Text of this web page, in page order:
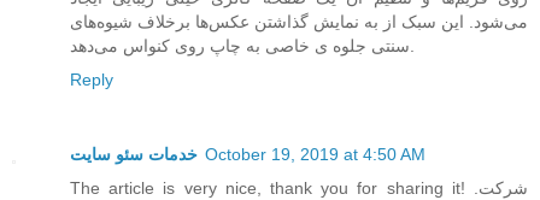
می‌شود. این سبک از به نمایش گذاشتن عکس‌ها برخلاف شیوه‌های
Reply
خدمات سئو سایت October 19, 2019 at 4:50 AM
The article is very nice, thank you for sharing it! .شرکت